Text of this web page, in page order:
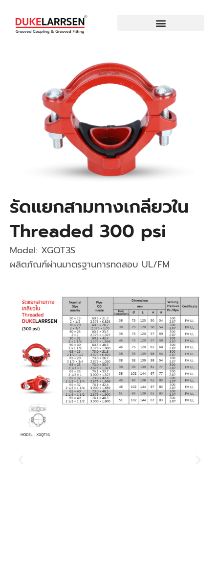
content
รัดแยกสามทางเกลียวใน
Threaded 300 psi
Model: XGQT3S
ผลิตภัณฑ์ผ่านมาตรฐานการทดสอบ UL/FM